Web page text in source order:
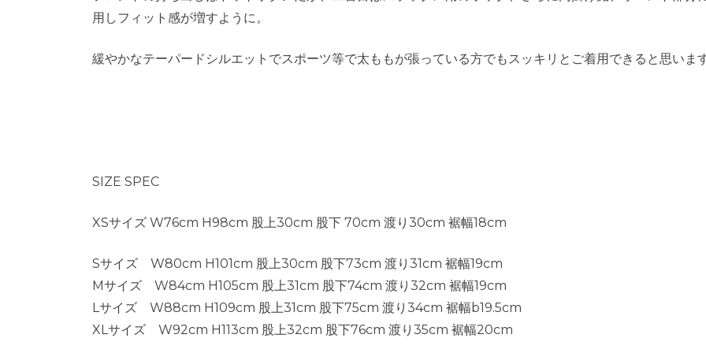
用しフィット感が増すように。
緩やかなテーパードシルエットでスポーツ等で太ももが張っている方でもスッキリとご着用できると思いま
SIZE SPEC
XSサイズ W76cm H98cm 股上30cm 股下 70cm 渡り30cm 裾幅18cm
Sサイズ W80cm H101cm 股上30cm 股下73cm 渡り31cm 裾幅19cm
Mサイズ W84cm H105cm 股上31cm 股下74cm 渡り32cm 裾幅19cm
Lサイズ W88cm H109cm 股上31cm 股下75cm 渡り34cm 裾幅b19.5cm
XLサイズ W92cm H113cm 股上32cm 股下76cm 渡り35cm 裾幅20cm